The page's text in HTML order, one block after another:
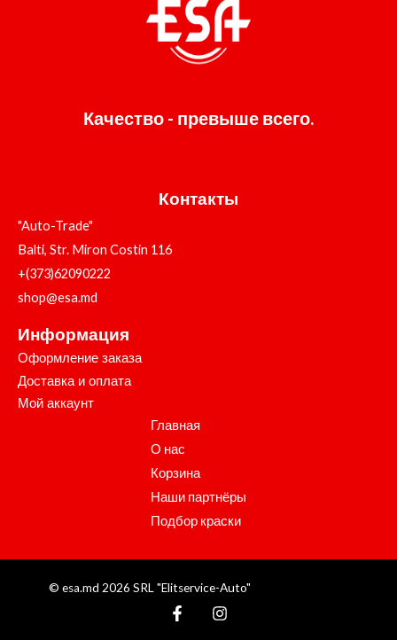
Качество - превыше всего.
Контакты
"Auto-Trade"
Balti, Str. Miron Costin 116
+(373)62090222
shop@esa.md
Информация
Оформление заказа
Доставка и оплата
Мой аккаунт
Главная
О нас
Корзина
Наши партнёры
Подбор краски
© esa.md 2026 SRL "Elitservice-Auto"